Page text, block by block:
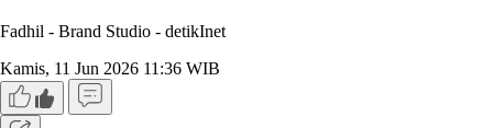
Fadhil - Brand Studio - detikInet
Kamis, 11 Jun 2026 11:36 WIB